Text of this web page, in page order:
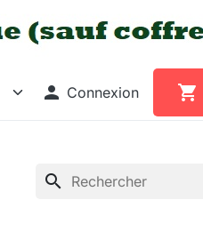
 Connexion shopping_cart
search